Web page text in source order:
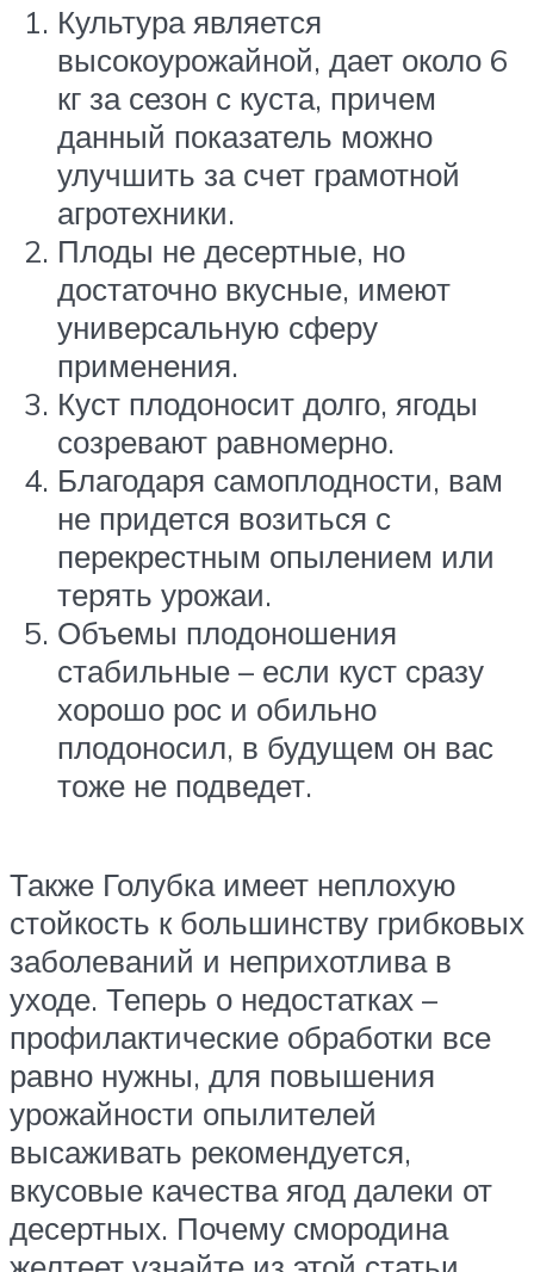
Культура является
высокоурожайной, дает около 6
кг за сезон с куста, причем
данный показатель можно
улучшить за счет грамотной
агротехники.
Плоды не десертные, но
достаточно вкусные, имеют
универсальную сферу
применения.
Куст плодоносит долго, ягоды
созревают равномерно.
Благодаря самоплодности, вам
не придется возиться с
перекрестным опылением или
терять урожаи.
Объемы плодоношения
стабильные – если куст сразу
хорошо рос и обильно
плодоносил, в будущем он вас
тоже не подведет.
Также Голубка имеет неплохую
стойкость к большинству грибковых
заболеваний и неприхотлива в
уходе. Теперь о недостатках –
профилактические обработки все
равно нужны, для повышения
урожайности опылителей
высаживать рекомендуется,
вкусовые качества ягод далеки от
десертных. Почему смородина